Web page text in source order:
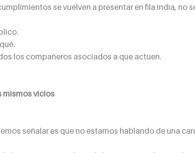
se vuelven a presentar en fila india, no
los compañeros asociados a que actúen.
mismos vicios
señalar es que no estamos hablando de una